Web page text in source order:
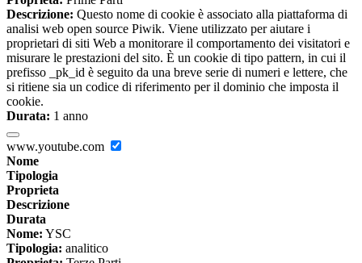
Descrizione: Questo nome di cookie è associato alla piattaforma di
analisi web open source Piwik. Viene utilizzato per aiutare i
proprietari di siti Web a monitorare il comportamento dei visitatori e
misurare le prestazioni del sito. È un cookie di tipo pattern, in cui il
prefisso _pk_id è seguito da una breve serie di numeri e lettere, che
si ritiene sia un codice di riferimento per il dominio che imposta il
cookie.
Durata: 1 anno
www.youtube.com
Nome
Tipologia
Proprieta
Descrizione
Durata
Nome: YSC
Tipologia: analitico